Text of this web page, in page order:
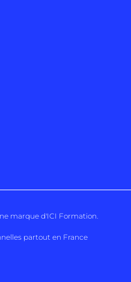
marque d'ICI Formation.
partout en France